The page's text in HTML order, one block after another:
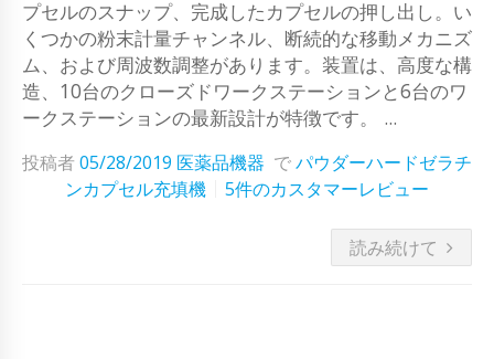
プセルのスナップ、完成したカプセルの押し出し。い
くつかの粉末計量チャンネル、断続的な移動メカニズ
ム、および周波数調整があります。装置は、高度な構
造、10台のクローズドワークステーションと6台のワ
ークステーションの最新設計が特徴です。 ...
投稿者05/28/2019 医薬品機器 でパウダーハードゼラチ
ンカプセル充填機
5件のカスタマーレビュー
読み続けて